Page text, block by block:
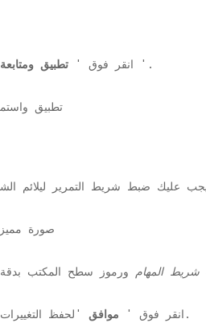
7. انقر فوق ' تطبيق ومتابعة '.
شريط المهام
9. انقر فوق ' موافق 'لحفظ التغييرات.